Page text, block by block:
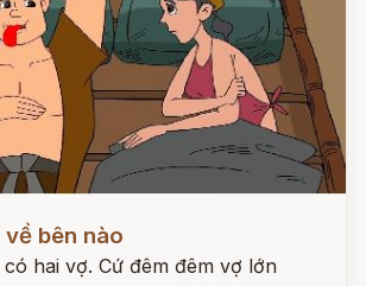
bên nào
hai vợ. Cứ đêm đêm vợ lớn